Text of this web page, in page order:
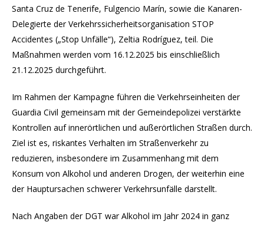
Santa Cruz de Tenerife, Fulgencio Marín, sowie die Kanaren-
Delegierte der Verkehrssicherheitsorganisation STOP
Accidentes („Stop Unfälle“), Zeltia Rodríguez, teil. Die
Maßnahmen werden vom 16.12.2025 bis einschließlich
21.12.2025 durchgeführt.
Im Rahmen der Kampagne führen die Verkehrseinheiten der
Guardia Civil gemeinsam mit der Gemeindepolizei verstärkte
Kontrollen auf innerörtlichen und außerörtlichen Straßen durch.
Ziel ist es, riskantes Verhalten im Straßenverkehr zu
reduzieren, insbesondere im Zusammenhang mit dem
Konsum von Alkohol und anderen Drogen, der weiterhin eine
der Hauptursachen schwerer Verkehrsunfälle darstellt.
Nach Angaben der DGT war Alkohol im Jahr 2024 in ganz